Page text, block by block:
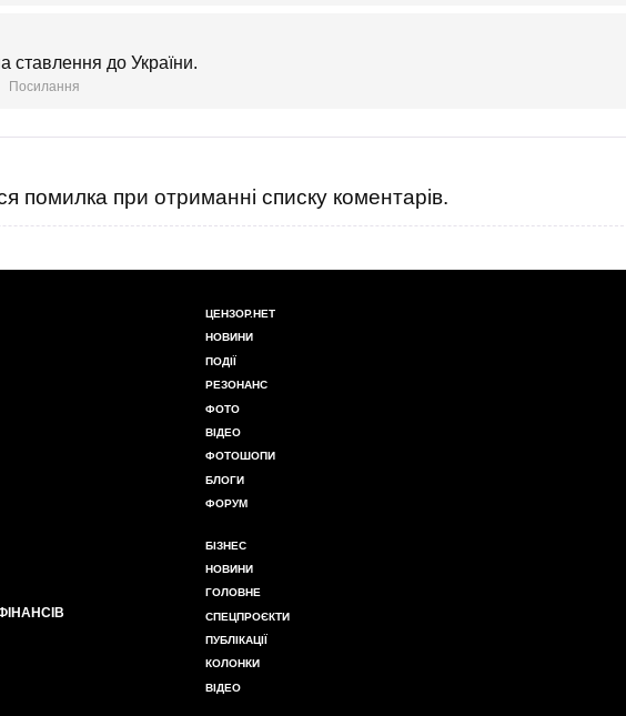
ставлення до України.
Посилання
помилка при отриманні списку коментарів.
ЦЕНЗОР.НЕТ
НОВИНИ
ПОДІЇ
РЕЗОНАНС
ФОТО
ВІДЕО
ФОТОШОПИ
БЛОГИ
ФОРУМ
БІЗНЕС
НОВИНИ
ГОЛОВНЕ
СПЕЦПРОЄКТИ
ПУБЛІКАЦІЇ
КОЛОНКИ
ВІДЕО